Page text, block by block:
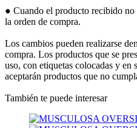
● Cuando el producto recibido
la orden de compra.
Los cambios pueden realizarse
compra. Los productos que se
uso, con etiquetas colocadas y en
aceptarán productos que no
También te puede interesar